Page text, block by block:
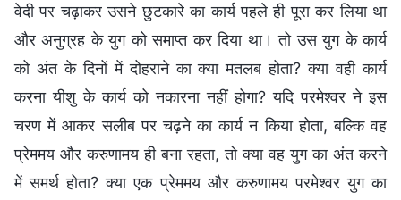
वेदी पर चढ़ाकर उसने छुटकारे का कार्य पहले ही पूरा कर लिया था
और अनुग्रह के युग को समाप्त कर दिया था। तो उस युग के कार्य
को अंत के दिनों में दोहराने का क्या मतलब होता? क्या वही कार्य
करना यीशु के कार्य को नकारना नहीं होगा? यदि परमेश्वर ने इस
चरण में आकर सलीब पर चढ़ने का कार्य न किया होता, बल्कि वह
प्रेममय और करुणामय ही बना रहता, तो क्या वह युग का अंत करने
में समर्थ होता? क्या एक प्रेममय और करुणामय परमेश्वर युग का